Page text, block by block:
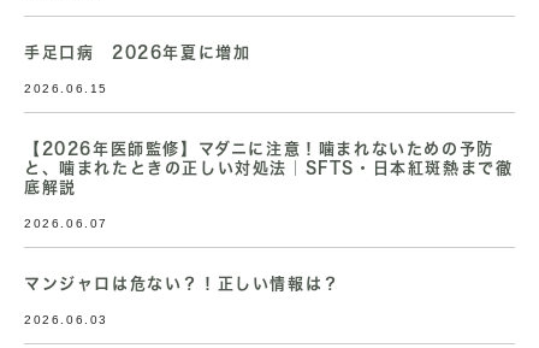
手足口病 2026年夏に増加
2026.06.15
【2026年医師監修】マダニに注意！噛まれないための予防
と、噛まれたときの正しい対処法｜SFTS・日本紅斑熱まで徹
底解説
2026.06.07
マンジャロは危ない？！正しい情報は？
2026.06.03